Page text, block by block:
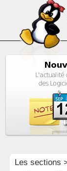
Les sections